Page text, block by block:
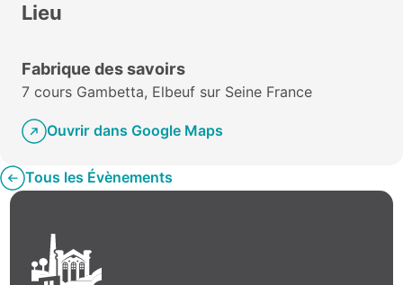
Lieu
Fabrique des savoirs
7 cours Gambetta, Elbeuf sur Seine France
Ouvrir dans Google Maps
Tous les Évènements